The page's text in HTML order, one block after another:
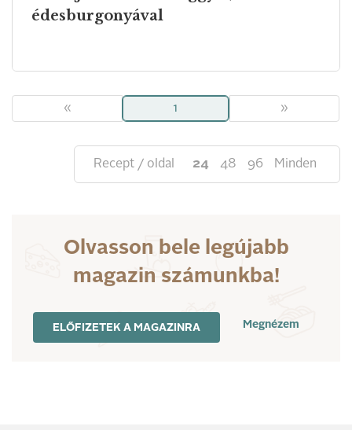
édesburgonyával
« 1 »
Recept / oldal 24 48 96 Minden
Olvasson bele legújabb
magazin számunkba!
ELŐFIZETEK A MAGAZINRA Megnézem